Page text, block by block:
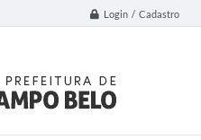
Login / Cadastro